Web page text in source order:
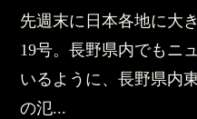
先週末に日本各地に大
19号。長野県内でもニ
いるように、長野県内
の氾...